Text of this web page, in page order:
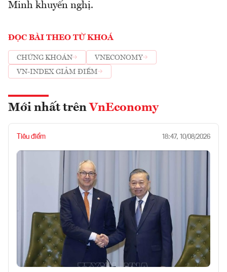
Minh khuyến nghị.
ĐỌC BÀI THEO TỪ KHOÁ
CHỨNG KHOÁN
VNECONOMY
VN-INDEX GIẢM ĐIỂM
Mới nhất trên VnEconomy
Tiêu điểm 18:47, 10/08/2026